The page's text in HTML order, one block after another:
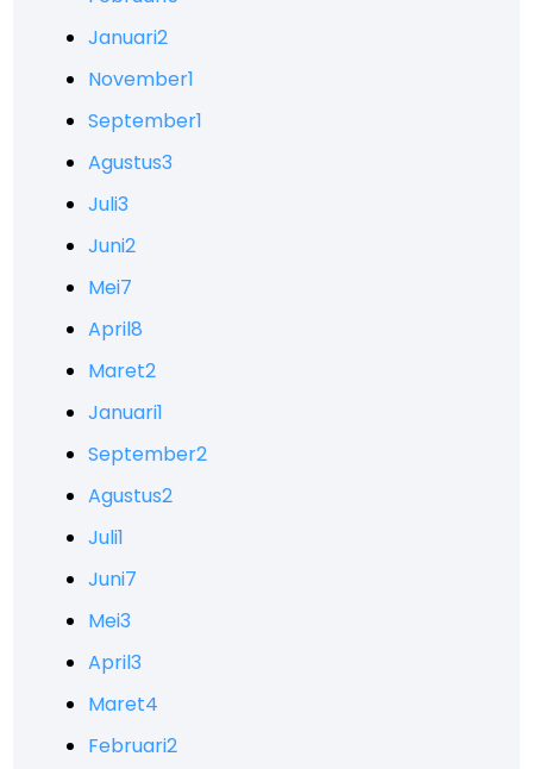
Januari2
November1
September1
Agustus3
Juli3
Juni2
Mei7
April8
Maret2
Januari1
September2
Agustus2
Juli1
Juni7
Mei3
April3
Maret4
Februari2